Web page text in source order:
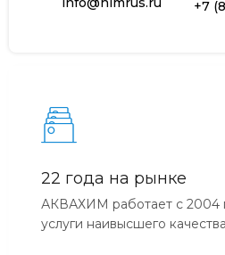
+7
22 года на рынке
АКВАХИМ работает с 2004
услуги наивысшего качества